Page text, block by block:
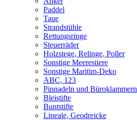
Paddel
Taue
Strandstühle
Rettungsringe
Steuerräder
Holzstege, Relinge, Poller
Sonstige Meerestiere
Sonstige Maritim-Deko
ABC, 123
Pinnadeln und Büroklammern
Bleistifte
Buntstifte
Lineale, Geodreicke